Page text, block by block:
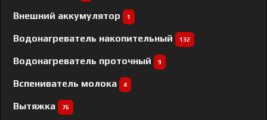
Внешний аккумулятор 1
Водонагреватель накопительный 132
Водонагреватель проточный 9
Вспениватель молока 4
Вытяжка 76